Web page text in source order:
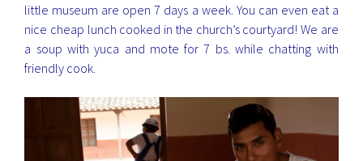
little museum are open 7 days a week. You can even eat a
nice cheap lunch cooked in the church’s courtyard! We are
a soup with yuca and mote for 7 bs. while chatting with
friendly cook.